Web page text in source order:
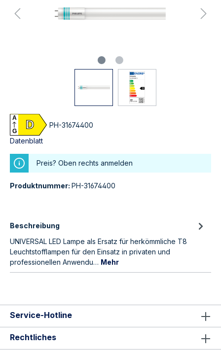
D
A
G
PH-31674400
Datenblatt
Preis? Oben rechts anmelden
Produktnummer: PH-31674400
Beschreibung
UNIVERSAL LED Lampe als Ersatz für herkömmliche T8
Leuchtstofflampen für den Einsatz in privaten und
professionellen Anwendu… Mehr
Service-Hotline
Rechtliches